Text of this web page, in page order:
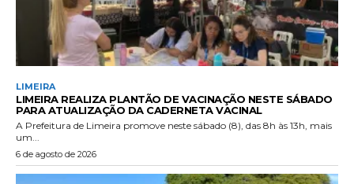
LIMEIRA
LIMEIRA REALIZA PLANTÃO DE VACINAÇÃO NESTE SÁBADO
PARA ATUALIZAÇÃO DA CADERNETA VACINAL
A Prefeitura de Limeira promove neste sábado (8), das 8h às 13h, mais
um...
6 de agosto de 2026